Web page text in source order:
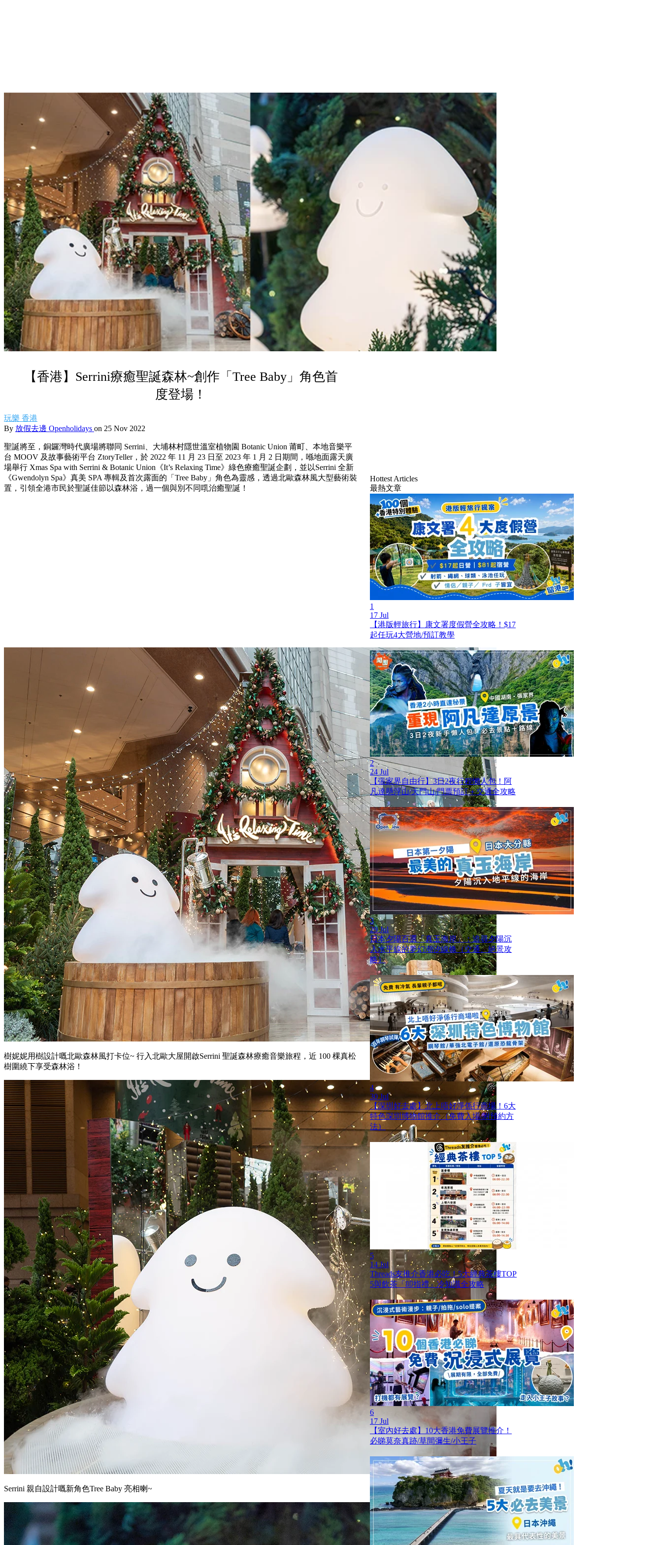
【香港】Serrini療癒聖誕森林~創作「Tree Baby」角色首
度登場！
玩樂 香港
By 放假去邊 Openholidays on 25 Nov 2022
聖誕將至，銅鑼灣時代廣場將聯同 Serrini、大埔林村隱世溫室植物園 Botanic Union 莆町、本地音樂平
台 MOOV 及故事藝術平台 ZtoryTeller，於 2022 年 11 月 23 日至 2023 年 1 月 2 日期間，喺地面露天廣
場舉行 Xmas Spa with Serrini & Botanic Union《It’s Relaxing Time》綠色療癒聖誕企劃，並以Serrini 全新
《Gwendolyn Spa》真美 SPA 專輯及首次露面的「Tree Baby」角色為靈感，透過北歐森林風大型藝術裝
置，引領全港市民於聖誕佳節以森林浴，過一個與別不同啂治癒聖誕！
樹妮妮用樹設計嘅北歐森林風打卡位~ 行入北歐大屋開啟Serrini 聖誕森林療癒音樂旅程，近 100 棵真松
樹圍繞下享受森林浴！
Serrini 親自設計嘅新角色Tree Baby 亮相喇~
Hottest Articles
最熱文章
1
17 Jul
【港版輕旅行】康文署度假營全攻略！$17
起任玩4大營地/預訂教學
2
24 Jul
【張家界自由行】3日2夜行程懶人包！阿
凡達懸浮山/天門山/門票預訂＋交通全攻略
3
29 Jul
日本夕陽百選「真玉海岸」：追尋夕陽沉
入水平線的夢幻潮汐線條（交通、絕景攻
略）
4
30 Jul
【深圳好去處】北上唔好淨係行商場！6大
特色深圳博物館推介（免費入場/附預約方
法）
5
14 Jul
Threads友推介香港必吃！5大經典茶樓TOP
5與飲茶「叩指禮」冷知識全攻略
6
17 Jul
【室內好去處】10大香港免費展覽推介！
必睇莫奈真跡/草間彌生/小王子